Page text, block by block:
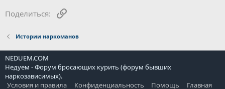
Поделиться: Ссылка
Истории наркоманов
NEDUEM.COM
Недуем - Форум бросающих курить (форум бывших
наркозависимых).
Условия и правила
Конфиденциальность Помощь Главная